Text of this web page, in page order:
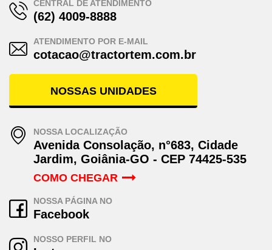
CENTRAL DE ATENDIMENTO
(62) 4009-8888
ATENDIMENTO POR E-MAIL
cotacao@tractortem.com.br
NOSSAS UNIDADES
NOSSA LOCALIZAÇÃO
Avenida Consolação, n°683, Cidade
Jardim, Goiânia-GO - CEP 74425-535
COMO CHEGAR
NOSSA PÁGINA NO
Facebook
NOSSO PERFIL NO